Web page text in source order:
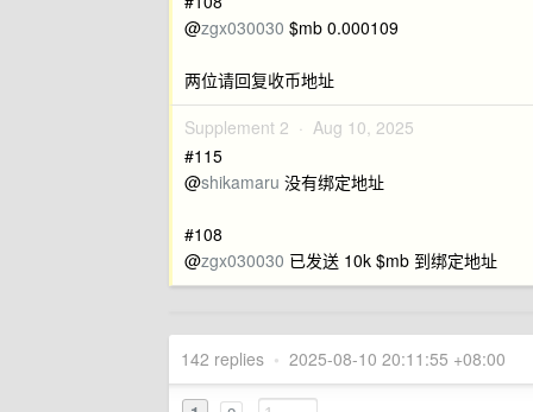
@zgx030030 $mb 0.000109
两位请回复收币地址
Supplement 2 · Aug 10, 2025
#115
@shikamaru 没有绑定地址
#108
@zgx030030 已发送 10k $mb 到绑定地址
142 replies • 2025-08-10 20:11:55 +08:00